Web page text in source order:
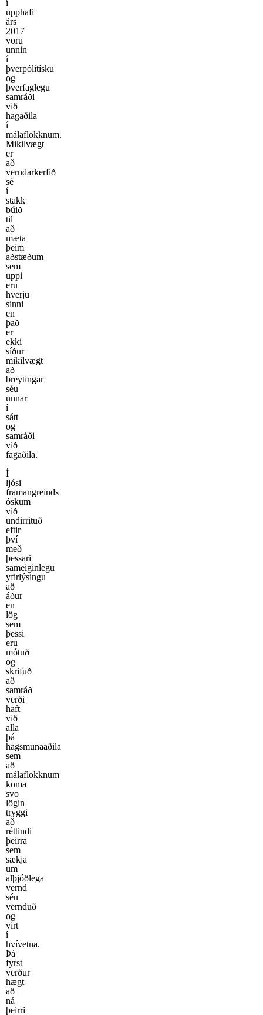
í
upphafi
árs
2017
voru
unnin
í
þverpólitísku
og
þverfaglegu
samráði
við
hagaðila
í
málaflokknum.
Mikilvægt
er
að
verndarkerfið
sé
í
stakk
búið
til
að
mæta
þeim
aðstæðum
sem
uppi
eru
hverju
sinni
en
það
er
ekki
síður
mikilvægt
að
breytingar
séu
unnar
í
sátt
og
samráði
við
fagaðila.
Í
ljósi
framangreinds
óskum
við
undirrituð
eftir
því
með
þessari
sameiginlegu
yfirlýsingu
að
áður
en
lög
sem
þessi
eru
mótuð
og
skrifuð
að
samráð
verði
haft
við
alla
þá
hagsmunaaðila
sem
að
málaflokknum
koma
svo
lögin
tryggi
að
réttindi
þeirra
sem
sækja
um
alþjóðlega
vernd
séu
vernduð
og
virt
í
hvívetna.
Þá
fyrst
verður
hægt
að
ná
þeirri